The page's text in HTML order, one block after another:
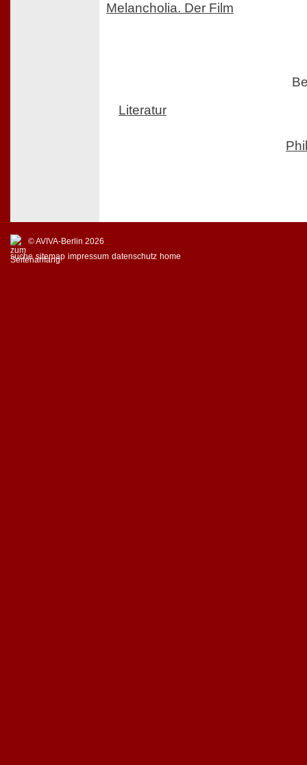
Melancholia. Der Film
Literatur
© AVIVA-Berlin 2026
suche sitemap impressum datenschutz home